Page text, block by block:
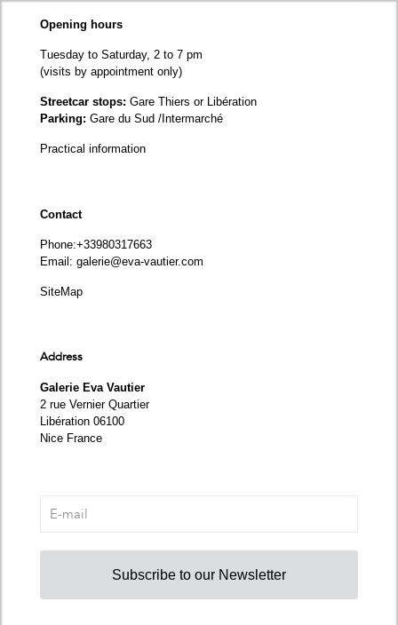
Opening hours
Tuesday to Saturday, 2 to 7 pm
(visits by appointment only)
Streetcar stops: Gare Thiers or Libération
Parking: Gare du Sud /Intermarché
Practical information
Contact
Phone:+33980317663
Email: galerie@eva-vautier.com
SiteMap
Address
Galerie Eva Vautier
2 rue Vernier Quartier
Libération 06100
Nice France
Subscribe to our Newsletter